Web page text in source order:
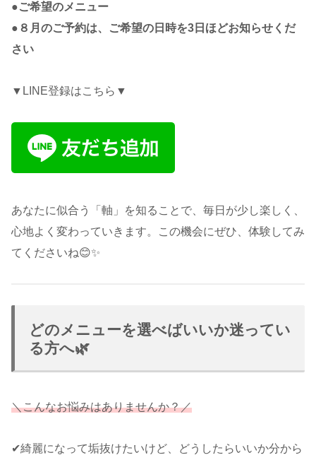
●ご希望のメニュー
●８月のご予約は、ご希望の日時を3日ほどお知らせくだ
さい
▼LINE登録はこちら▼
あなたに似合う「軸」を知ることで、毎日が少し楽しく、
心地よく変わっていきます。この機会にぜひ、体験してみ
てくださいね😊✨
どのメニューを選べばいいか迷ってい
る方へ🌿
＼こんなお悩みはありませんか？／
✔︎綺麗になって垢抜けたいけど、どうしたらいいか分から